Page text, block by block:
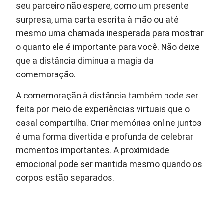
seu parceiro não espere, como um presente
surpresa, uma carta escrita à mão ou até
mesmo uma chamada inesperada para mostrar
o quanto ele é importante para você. Não deixe
que a distância diminua a magia da
comemoração.
A comemoração à distância também pode ser
feita por meio de experiências virtuais que o
casal compartilha. Criar memórias online juntos
é uma forma divertida e profunda de celebrar
momentos importantes. A proximidade
emocional pode ser mantida mesmo quando os
corpos estão separados.